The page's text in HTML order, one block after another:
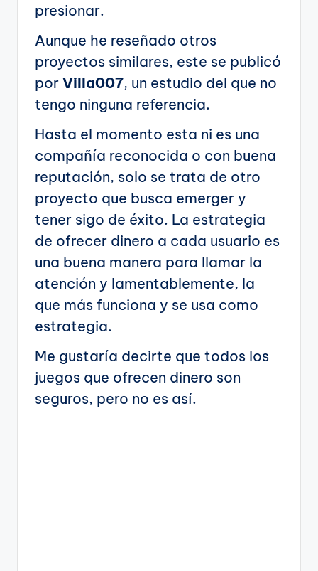
presionar.
Aunque he reseñado otros
proyectos similares, este se publicó
por Villa007, un estudio del que no
tengo ninguna referencia.
Hasta el momento esta ni es una
compañía reconocida o con buena
reputación, solo se trata de otro
proyecto que busca emerger y
tener sigo de éxito. La estrategia
de ofrecer dinero a cada usuario es
una buena manera para llamar la
atención y lamentablemente, la
que más funciona y se usa como
estrategia.
Me gustaría decirte que todos los
juegos que ofrecen dinero son
seguros, pero no es así.